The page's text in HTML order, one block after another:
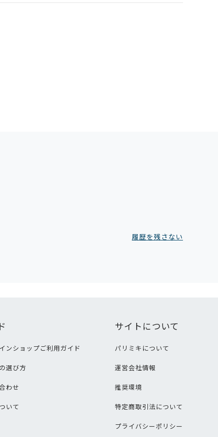
履歴を残さない
ンショップご利用ガイド
選び方
わせ
いて
サイトについて
パリミキについて
運営会社情報
推奨環境
特定商取引法について
プライバシーポリシー